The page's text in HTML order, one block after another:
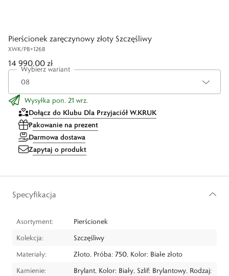
Pierścionek zaręczynowy złoty Szczęśliwy
XWK/PB+126B
14 990,00 zł
Wybierz wariant
Wysyłka pon. 21 wrz.
Dołącz do Klubu Dla Przyjaciół W.KRUK
Pakowanie na prezent
Darmowa dostawa
Zapytaj o produkt
Specyfikacja
Asortyment:
Pierścionek
Kolekcja:
Szczęśliwy
Materiały:
Złoto, Próba: 750, Kolor: Białe złoto
Kamienie:
Brylant, Kolor: Biały, Szlif: Brylantowy, Rodzaj: